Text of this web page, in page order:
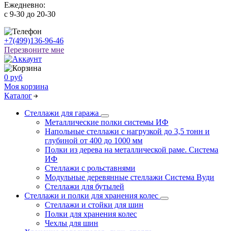
Ежедневно:
c 9-30 до 20-30
+7(499)136-96-46
Перезвоните мне
0 руб
Моя корзина
Каталог
Стеллажи для гаража
Металлические полки системы ИФ
Напольные стеллажи с нагрузкой до 3,5 тонн и
глубиной от 400 до 1000 мм
Полки из дерева на металлической раме. Система
ИФ
Стеллажи с рольставнями
Модульные деревянные стеллажи Система Вуди
Стеллажи для бутылей
Стеллажи и полки для хранения колес
Стеллажи и стойки для шин
Полки для хранения колес
Чехлы для шин